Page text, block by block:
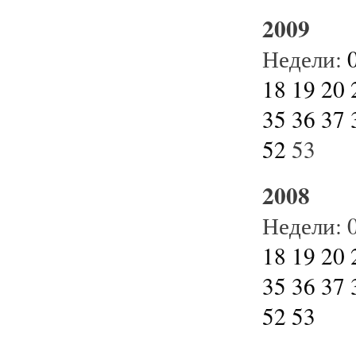
2009
Недели:
18 19 20
35 36 37
52 53
2008
Недели:
18 19 20
35 36 37
52 53